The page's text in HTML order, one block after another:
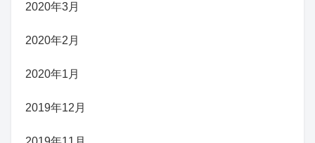
2020年3月
2020年2月
2020年1月
2019年12月